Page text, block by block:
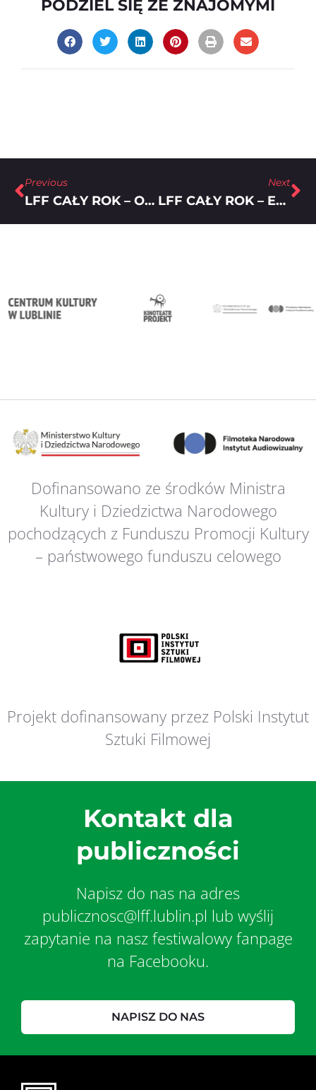
PODZIEL SIĘ ZE ZNAJOMYMI
Previous
LFF CAŁY ROK – OJCOSTWO BEZ WSPOMAGANIA
Next
LFF CAŁY ROK – EKSPERYMENT? TO DA SIĘ OGLĄDAĆ!
Dofinansowano ze środków Ministra
Kultury i Dziedzictwa Narodowego
pochodzących z Funduszu Promocji Kultury
– państwowego funduszu celowego
Projekt dofinansowany przez Polski Instytut
Sztuki Filmowej
Kontakt dla
publiczności
Napisz do nas na adres
publicznosc@lff.lublin.pl lub wyślij
zapytanie na nasz festiwalowy fanpage
na Facebooku.
NAPISZ DO NAS